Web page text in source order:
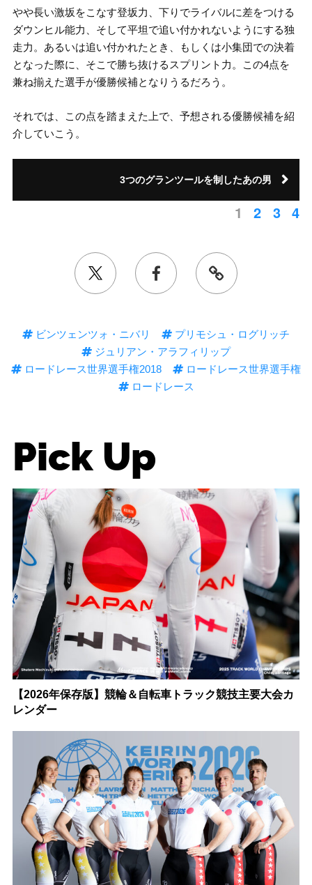
やや長い激坂をこなす登坂力、下りでライバルに差をつける
ダウンヒル能力、そして平坦で追い付かれないようにする独
走力。あるいは追い付かれたとき、もしくは小集団での決着
となった際に、そこで勝ち抜けるスプリント力。この4点を
兼ね揃えた選手が優勝候補となりうるだろう。
それでは、この点を踏まえた上で、予想される優勝候補を紹
介していこう。
3つのグランツールを制したあの男
1 2 3 4
ビンツェンツォ・ニバリ
プリモシュ・ログリッチ
ジュリアン・アラフィリップ
ロードレース世界選手権2018
ロードレース世界選手権
ロードレース
Pick Up
【2026年保存版】競輪＆自転車トラック競技主要大会カ
レンダー